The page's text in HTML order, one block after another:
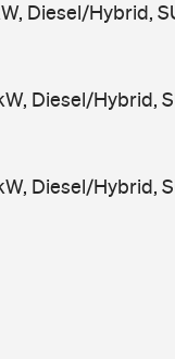
Diesel/Hybrid,
Diesel/Hybrid,
Diesel/Hybrid,